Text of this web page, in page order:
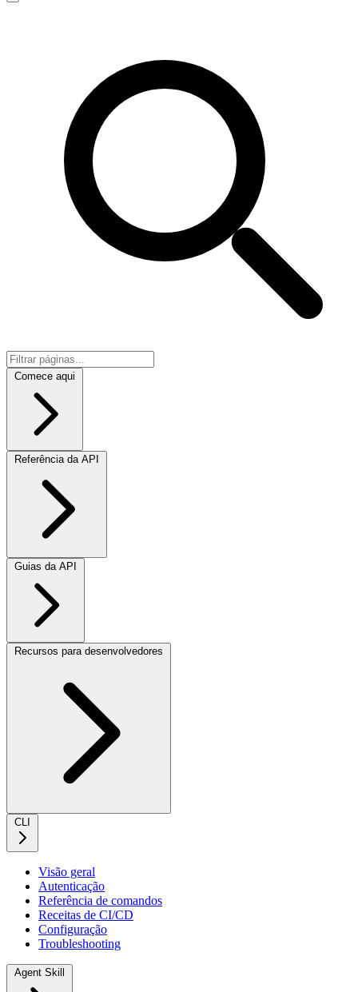
Comece aqui
Referência da API
Guias da API
Recursos para desenvolvedores
CLI
Visão geral
Autenticação
Referência de comandos
Receitas de CI/CD
Configuração
Troubleshooting
Agent Skill